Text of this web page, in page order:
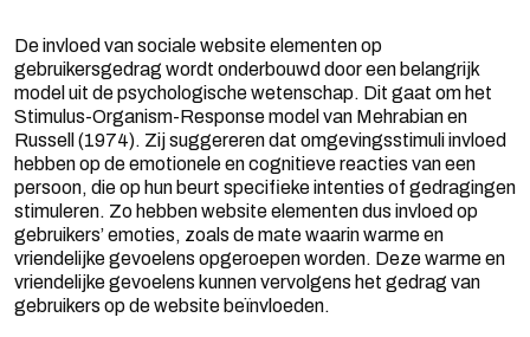
De invloed van sociale website elementen op
gebruikersgedrag wordt onderbouwd door een belangrijk
model uit de psychologische wetenschap. Dit gaat om het
Stimulus-Organism-Response model van Mehrabian en
Russell (1974). Zij suggereren dat omgevingsstimuli invloed
hebben op de emotionele en cognitieve reacties van een
persoon, die op hun beurt specifieke intenties of gedragingen
stimuleren. Zo hebben website elementen dus invloed op
gebruikers’ emoties, zoals de mate waarin warme en
vriendelijke gevoelens opgeroepen worden. Deze warme en
vriendelijke gevoelens kunnen vervolgens het gedrag van
gebruikers op de website beïnvloeden.